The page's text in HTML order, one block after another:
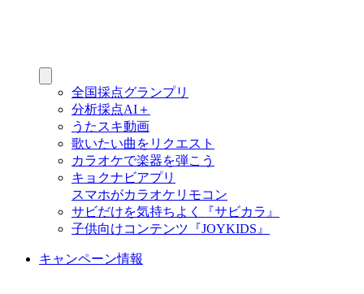
全国採点グランプリ
分析採点AI＋
うたスキ動画
歌いたい曲をリクエスト
カラオケで楽器を弾こう
キョクナビアプリ
スマホがカラオケリモコン
サビだけを気持ちよく『サビカラ』
子供向けコンテンツ『JOYKIDS』
キャンペーン情報